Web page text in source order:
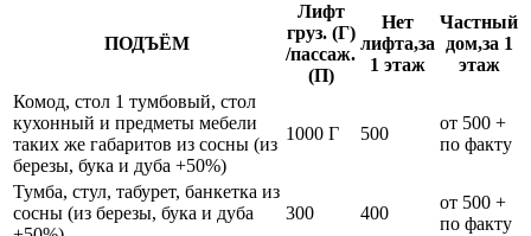
ПОДЪЁМ
Лифт
груз. (Г)
/пассаж.
(П)
Нет
лифта,за
1 этаж
Частный
дом,за 1
этаж
Комод, стол 1 тумбовый, стол
кухонный и предметы мебели
таких же габаритов из сосны (из
березы, бука и дуба +50%)
1000 Г 500
от 500 +
по факту
Тумба, стул, табурет, банкетка из
сосны (из березы, бука и дуба
300 400
от 500 +
по факту